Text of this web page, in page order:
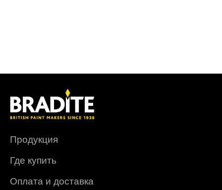
Продукция
Где купить
Оплата и доставка